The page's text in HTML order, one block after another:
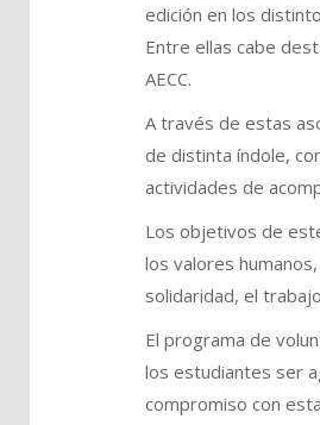
edición en los
Entre ellas cabe
AECC.
A través de estas
de distinta índole,
actividades de
Los objetivos de
los valores
solidaridad, el
El programa de
los estudiantes ser
compromiso con